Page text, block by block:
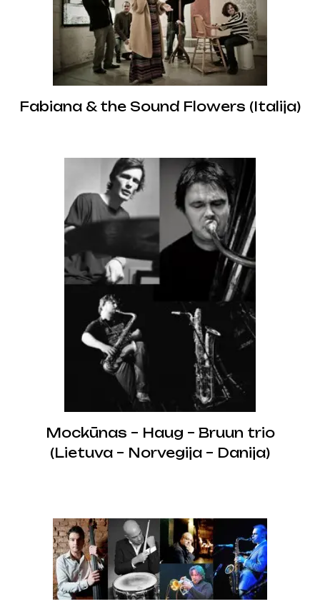
Fabiana & the Sound Flowers (Italija)
Mockūnas – Haug – Bruun trio
(Lietuva – Norvegija – Danija)